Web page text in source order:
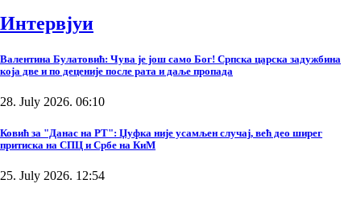
Интервјуи
Валентина Булатовић: Чува је још само Бог! Српска царска задужбина
која две и по деценије после рата и даље пропада
28. July 2026. 06:10
Ковић за "Данас на РТ": Џуфка није усамљен случај, већ део ширег
притиска на СПЦ и Србе на КиМ
25. July 2026. 12:54